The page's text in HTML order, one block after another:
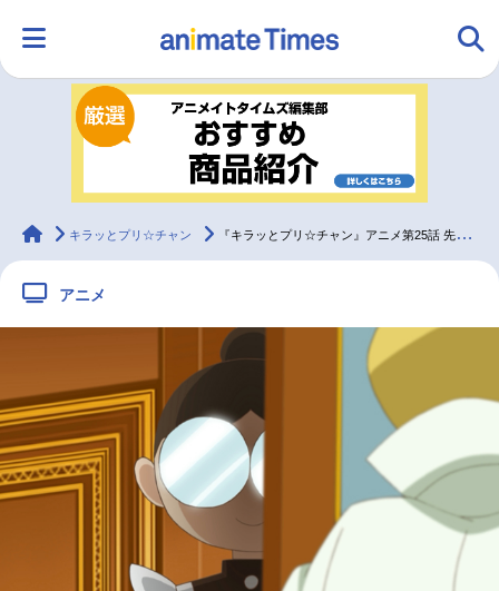
ランキング アニメ
ラジオ みんなの声
2.5次元 配信・Vtuber 無料マンガ
最新記事一覧
アニメ記事一覧
アニメ映画一覧 実写化映画一覧
今期アニメ曜日別一覧
animateTimes
キラッとプリ☆チャン 『キラッとプリ☆チャン』アニメ第25話 先行カット・あらすじ到着
アニメ